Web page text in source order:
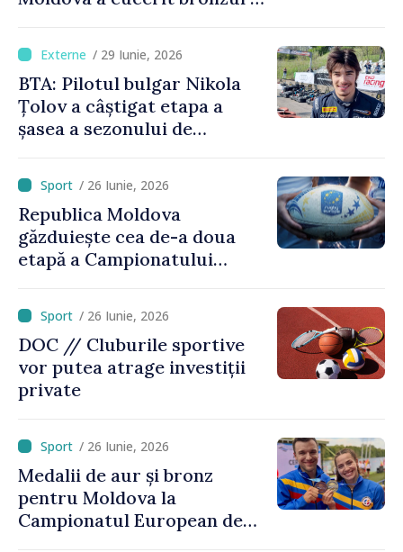
Divizia Trophy
/ 29 Iunie, 2026
BTA: Pilotul bulgar Nikola
Țolov a câștigat etapa a
șasea a sezonului de
/ 26 Iunie, 2026
Republica Moldova
găzduiește cea de-a doua
etapă a Campionatului
/ 26 Iunie, 2026
DOC // Cluburile sportive
vor putea atrage investiții
private
/ 26 Iunie, 2026
Medalii de aur și bronz
pentru Moldova la
Campionatul European de